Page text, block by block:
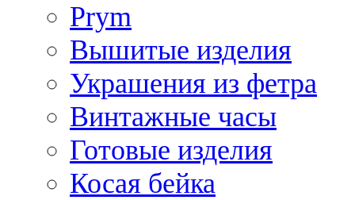
Prym
Вышитые изделия
Украшения из фетра
Винтажные часы
Готовые изделия
Косая бейка